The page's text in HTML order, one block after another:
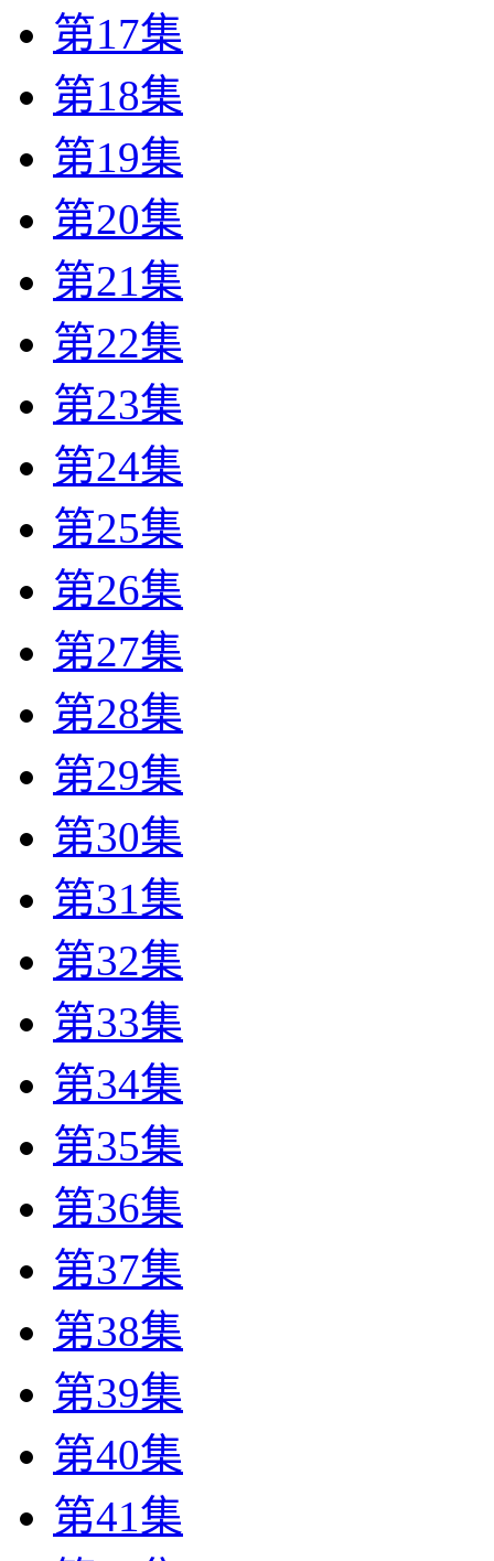
第17集
第18集
第19集
第20集
第21集
第22集
第23集
第24集
第25集
第26集
第27集
第28集
第29集
第30集
第31集
第32集
第33集
第34集
第35集
第36集
第37集
第38集
第39集
第40集
第41集